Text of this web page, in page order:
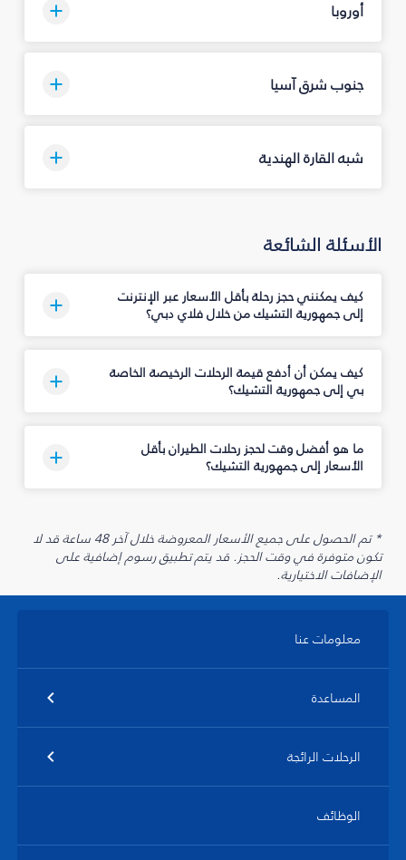
أوروبا
جنوب شرق آسيا
شبه القارة الهندية
الأسئلة الشائعة
كيف يمكنني حجز رحلة بأقل الأسعار عبر الإنترنت
إلى جمهورية التشيك من خلال فلاي دبي؟
كيف يمكن أن أدفع قيمة الرحلات الرخيصة الخاصة
بي إلى جمهورية التشيك؟
ما هو أفضل وقت لحجز رحلات الطيران بأقل
الأسعار إلى جمهورية التشيك؟
* تم الحصول على جميع الأسعار المعروضة خلال آخر 48 ساعة قد لا
تكون متوفرة في وقت الحجز. قد يتم تطبيق رسوم إضافية على
الإضافات الاختيارية.
معلومات عنا
المساعدة
الرحلات الرائجة
الوظائف